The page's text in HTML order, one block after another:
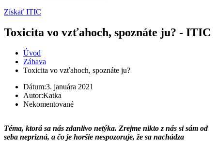
Získať ITIC
Toxicita vo vzťahoch, spoznáte ju? - ITIC
Úvod
Zábava
Toxicita vo vzťahoch, spoznáte ju?
Dátum:3. januára 2021
Autor:Katka
Nekomentované
Téma, ktorá sa nás zdanlivo netýka. Zrejme nikto z nás si sám od
seba neprizná, a čo je horšie nespozoruje, že sa nachádza